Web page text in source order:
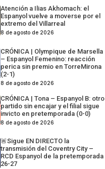
Atención a Ilias Akhomach: el
Espanyol vuelve a moverse por el
extremo del Villarreal
8 de agosto de 2026
CRÓNICA | Olympique de Marsella
– Espanyol Femenino: reacción
perica sin premio en TorreMirona
(2-1)
8 de agosto de 2026
CRÓNICA | Tona – Espanyol B: otro
partido sin encajar y el filial sigue
invicto en pretemporada (0-0)
8 de agosto de 2026
🚨Sigue EN DIRECTO la
transmisión del Coventry City –
RCD Espanyol de la pretemporada
26-27